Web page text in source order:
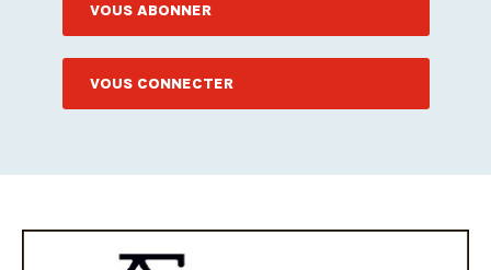
VOUS ABONNER
VOUS CONNECTER